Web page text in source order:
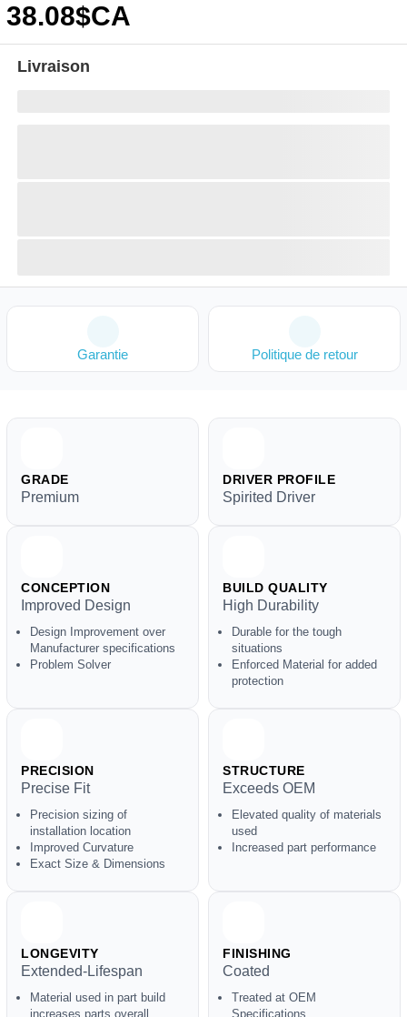
38.08$CA
Livraison
Garantie Politique de retour
GRADE
Premium
DRIVER PROFILE
Spirited Driver
CONCEPTION
Improved Design
Design Improvement over
Manufacturer specifications
Problem Solver
BUILD QUALITY
High Durability
Durable for the tough
situations
Enforced Material for added
protection
PRECISION
Precise Fit
Precision sizing of
installation location
Improved Curvature
Exact Size & Dimensions
STRUCTURE
Exceeds OEM
Elevated quality of materials
used
Increased part performance
LONGEVITY
Extended-Lifespan
Material used in part build
increases parts overall
FINISHING
Coated
Treated at OEM
Specifications